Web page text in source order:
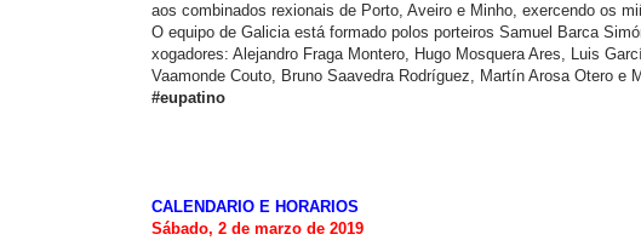
aos combinados rexionais de Porto, Aveiro e Minho, exercendo os
O equipo de Galicia está formado polos porteiros Samuel Barca
xogadores: Alejandro Fraga Montero, Hugo Mosquera Ares, Luis
Vaamonde Couto, Bruno Saavedra Rodríguez, Martín Arosa Otero e
#eupatino
CALENDARIO E HORARIOS
Sábado, 2 de marzo de 2019